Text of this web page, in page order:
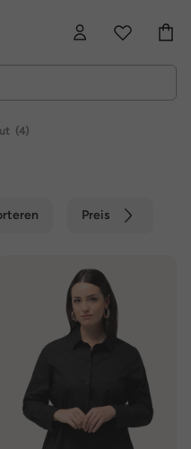
(4)
Preis